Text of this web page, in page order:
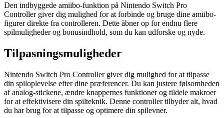
Den indbyggede amiibo-funktion på Nintendo Switch Pro
Controller giver dig mulighed for at forbinde og bruge dine amiibo-
figurer direkte fra controlleren. Dette åbner op for endnu flere
spilmuligheder og bonusindhold, som du kan udforske og nyde.
Tilpasningsmuligheder
Nintendo Switch Pro Controller giver dig mulighed for at tilpasse
din spiloplevelse efter dine præferencer. Du kan justere følsomheden
af analog-stickene, ændre knappernes funktioner og tildele makroer
for at effektivisere din spilteknik. Denne controller tilbyder alt, hvad
du har brug for at tilpasse og optimere din spilevner.